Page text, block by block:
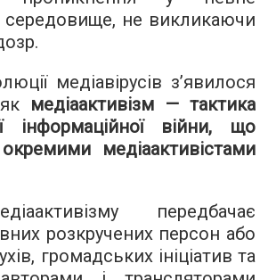
середовище, не викликаючи
медіавірусів з’явилося
медіаактивізм — тактика
інформаційної війни, що
окремими медіаактивістами
передбачає
розкручених персон або
громадських ініціатив та